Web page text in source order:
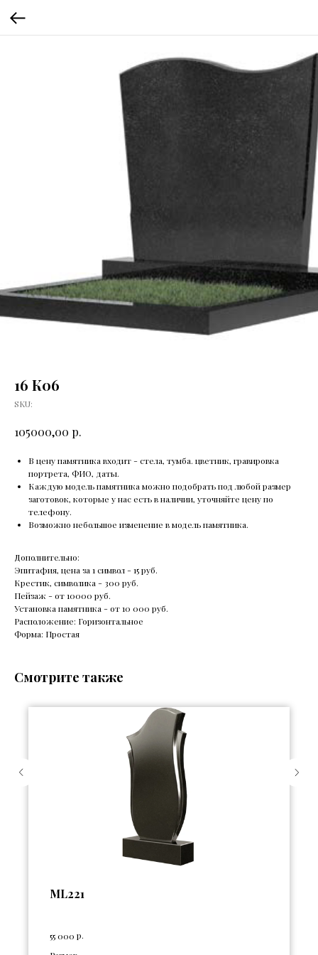
16 К06
SKU:
105000,00 р.
В цену памятника входит - стела, тумба. цветник, гравировка
портрета, ФИО, даты.
Каждую модель памятника можно подобрать под любой размер
заготовок, которые у нас есть в наличии, уточняйте цену по
телефону.
Возможно небольшое изменение в модель памятника.
Дополнительно:
Эпитафия, цена за 1 символ - 15 руб.
Крестик, символика - 300 руб.
Пейзаж - от 10000 руб.
Установка памятника - от 10 000 руб.
Расположение: Горизонтальное
Форма: Простая
Смотрите также
ML221
55 000 р.